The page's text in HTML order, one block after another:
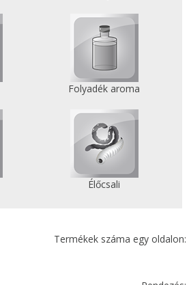
Folyadék aroma
Élőcsali
Termékek száma egy oldalon: